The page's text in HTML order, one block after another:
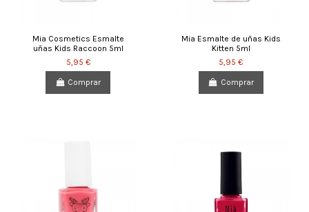
Mia Cosmetics Esmalte
uñas Kids Raccoon 5ml
5,95 €
Comprar
Mia Esmalte de uñas Kids
Kitten 5ml
5,95 €
Comprar